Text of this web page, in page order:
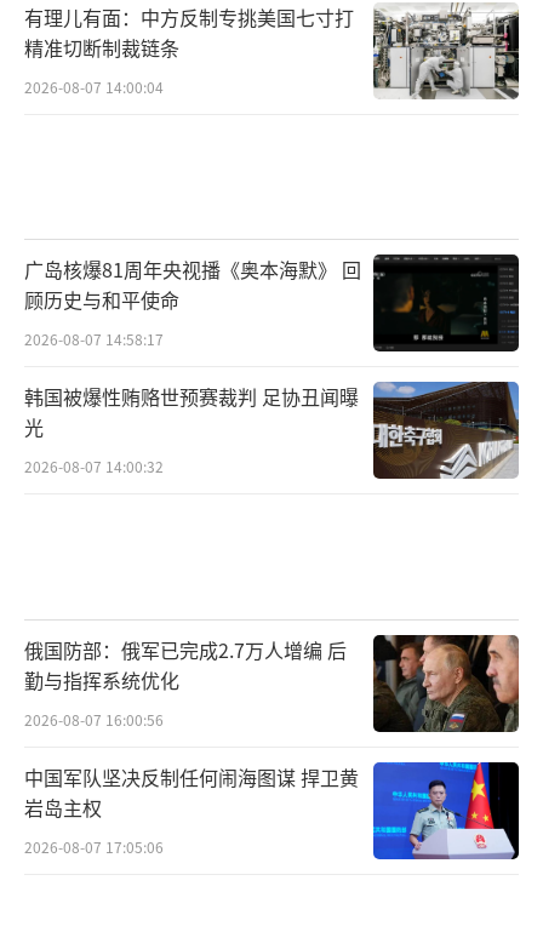
有理儿有面：中方反制专挑美国七寸打
精准切断制裁链条
2026-08-07 14:00:04
广岛核爆81周年央视播《奥本海默》 回
顾历史与和平使命
2026-08-07 14:58:17
韩国被爆性贿赂世预赛裁判 足协丑闻曝
光
2026-08-07 14:00:32
俄国防部：俄军已完成2.7万人增编 后
勤与指挥系统优化
2026-08-07 16:00:56
中国军队坚决反制任何闹海图谋 捍卫黄
岩岛主权
2026-08-07 17:05:06